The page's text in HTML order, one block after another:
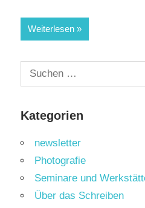
Weiterlesen
Suchen
nach:
Kategorien
newsletter
Photografie
Seminare und
Über das Schreiben